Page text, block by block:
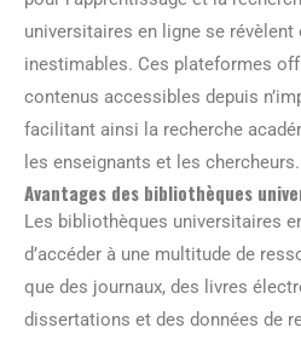
universitaires en ligne se
inestimables. Ces plateformes
contenus accessibles depuis
facilitant ainsi la recherche
les enseignants et les chercheurs.
Avantages des bibliothèques
Les bibliothèques universitaires
d’accéder à une multitude de
que des journaux, des livres
dissertations et des données de